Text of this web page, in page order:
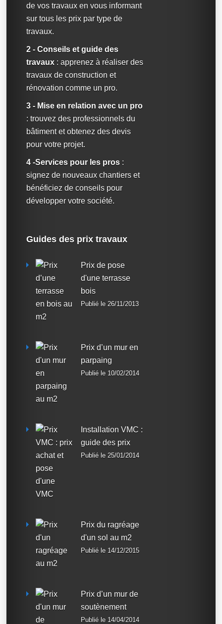
de vos travaux en vous informant
sur tous les prix par type de
travaux.
2 - Conseils et guide des
travaux : apprenez à réaliser des
travaux de construction et
rénovation comme un pro.
3 - Mise en relation avec un pro
: trouvez des professionnels du
bâtiment et obtenez des devis
pour votre projet.
4 -Services pour les pros :
signez de nouveaux chantiers et
bénéficiez de conseils pour
développer votre société.
Guides des prix travaux
Prix de pose
d'une terrasse
bois
Publié le 26/11/2013
Prix d’un mur en
parpaing
Publié le 10/02/2014
Installation VMC :
guide des prix
Publié le 25/01/2014
Prix du ragréage
d'un sol au m2
Publié le 14/12/2015
Prix d’un mur de
soutènement
Publié le 14/04/2014